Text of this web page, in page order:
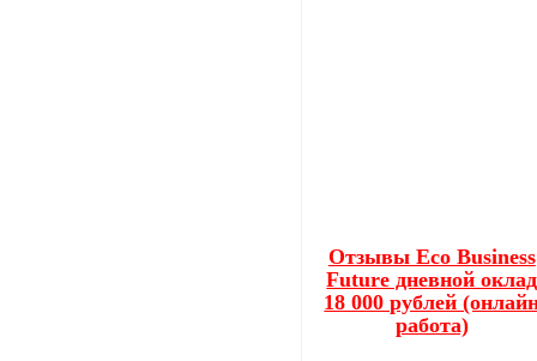
Отзывы Eco Business
Future дневной оклад
18 000 рублей
работа)